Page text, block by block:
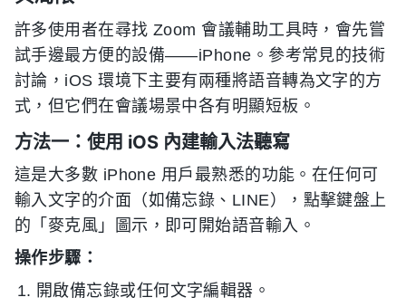
許多使用者在尋找 Zoom 會議輔助工具時，會先嘗
試手邊最方便的設備——iPhone。參考常見的技術
討論，iOS 環境下主要有兩種將語音轉為文字的方
式，但它們在會議場景中各有明顯短板。
方法一：使用 iOS 內建輸入法聽寫
這是大多數 iPhone 用戶最熟悉的功能。在任何可
輸入文字的介面（如備忘錄、LINE），點擊鍵盤上
的「麥克風」圖示，即可開始語音輸入。
操作步驟：
開啟備忘錄或任何文字編輯器。